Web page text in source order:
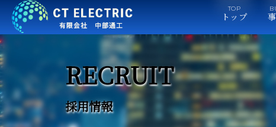
トップ
採用情報